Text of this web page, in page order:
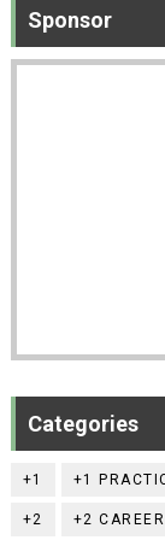
Sponsor
Categories
+1 +1
+2 +2